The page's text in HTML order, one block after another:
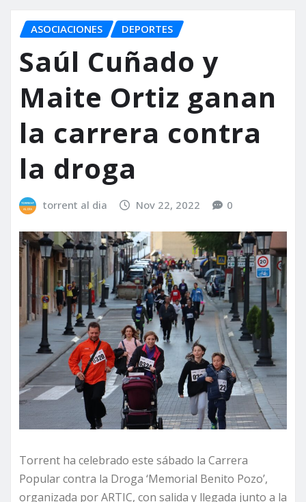
ASOCIACIONES DEPORTES
Saúl Cuñado y
Maite Ortiz ganan
la carrera contra
la droga
torrent al dia Nov 22, 2022 0
Torrent ha celebrado este sábado la Carrera
Popular contra la Droga ‘Memorial Benito Pozo’,
organizada por ARTIC, con salida y llegada junto a la